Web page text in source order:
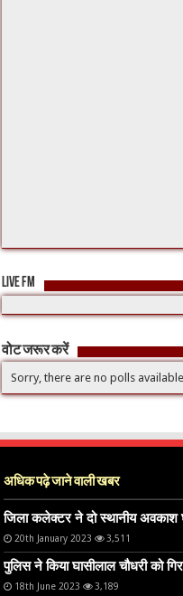
LIVE FM
वोट जरूर करें
Sorry, there are no polls
अधिक पढ़े जाने वाली खबर
जिला कलेक्टर ने दो स्थानीय अवकाश
20th January 2023 3,511
पुलिस ने किया घासीलाल चौधरी को
18th June 2023 3,189